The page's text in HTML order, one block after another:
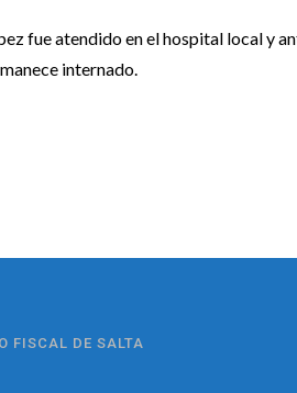
fue atendido en el hospital local y
internado.
FISCAL DE SALTA